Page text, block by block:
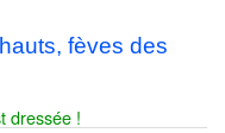
fèves des
dressée !